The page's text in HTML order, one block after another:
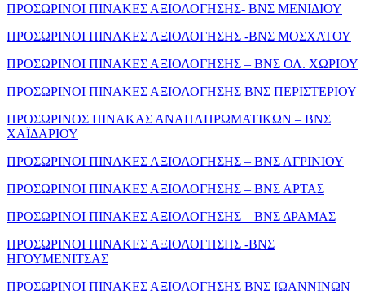
ΠΡΟΣΩΡΙΝΟΙ ΠΙΝΑΚΕΣ ΑΞΙΟΛΟΓΗΣΗΣ- ΒΝΣ ΜΕΝΙΔΙΟΥ
ΠΡΟΣΩΡΙΝΟΙ ΠΙΝΑΚΕΣ ΑΞΙΟΛΟΓΗΣΗΣ -ΒΝΣ ΜΟΣΧΑΤΟΥ
ΠΡΟΣΩΡΙΝΟΙ ΠΙΝΑΚΕΣ ΑΞΙΟΛΟΓΗΣΗΣ – ΒΝΣ ΟΛ. ΧΩΡΙΟΥ
ΠΡΟΣΩΡΙΝΟΙ ΠΙΝΑΚΕΣ ΑΞΙΟΛΟΓΗΣΗΣ ΒΝΣ ΠΕΡΙΣΤΕΡΙΟΥ
ΠΡΟΣΩΡΙΝΟΣ ΠΙΝΑΚΑΣ ΑΝΑΠΛΗΡΩΜΑΤΙΚΩΝ – ΒΝΣ
ΧΑΪΔΑΡΙΟΥ
ΠΡΟΣΩΡΙΝΟΙ ΠΙΝΑΚΕΣ ΑΞΙΟΛΟΓΗΣΗΣ – ΒΝΣ ΑΓΡΙΝΙΟΥ
ΠΡΟΣΩΡΙΝΟΙ ΠΙΝΑΚΕΣ ΑΞΙΟΛΟΓΗΣΗΣ – ΒΝΣ ΑΡΤΑΣ
ΠΡΟΣΩΡΙΝΟΙ ΠΙΝΑΚΕΣ ΑΞΙΟΛΟΓΗΣΗΣ – ΒΝΣ ΔΡΑΜΑΣ
ΠΡΟΣΩΡΙΝΟΙ ΠΙΝΑΚΕΣ ΑΞΙΟΛΟΓΗΣΗΣ -ΒΝΣ
ΗΓΟΥΜΕΝΙΤΣΑΣ
ΠΡΟΣΩΡΙΝΟΙ ΠΙΝΑΚΕΣ ΑΞΙΟΛΟΓΗΣΗΣ ΒΝΣ ΙΩΑΝΝΙΝΩΝ